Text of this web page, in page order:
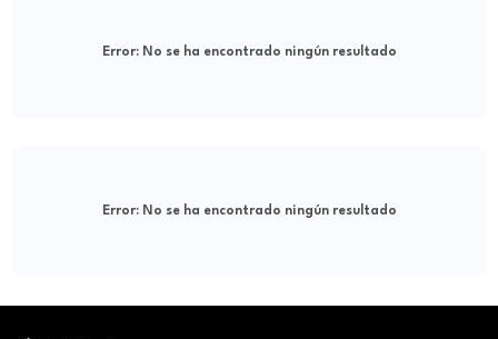
Error:No se ha encontrado ningún resultado
Error:No se ha encontrado ningún resultado